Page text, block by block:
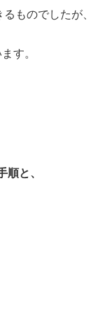
ものでしたが、
す。
順と、